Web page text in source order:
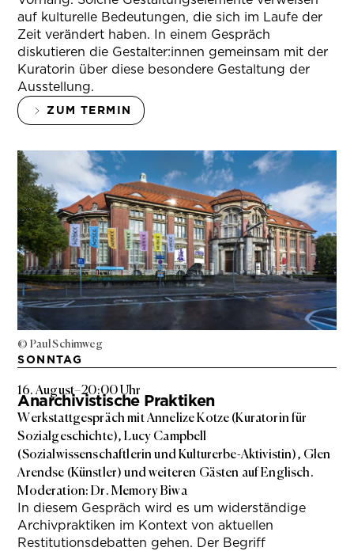
auf kulturelle Bedeutungen, die sich im Laufe der
Zeit verändert haben. In einem Gespräch
diskutieren die Gestalter:innen gemeinsam mit der
Kuratorin über diese besondere Gestaltung der
Ausstellung.
ZUM TERMIN
© Paul Schimweg
SONNTAG
16. August–20:00 Uhr
Anarchivistische Praktiken
Werkstattgespräch mit Annelize Kotze (Kuratorin für
Sozialgeschichte), Lucy Campbell
(Sozialwissenschaftlerin und Kulturerbe-Aktivistin), Glen
Arendse (Künstler) und weiteren Gästen auf Englisch.
Moderation: Dr. Memory Biwa
In diesem Gespräch wird es um widerständige
Archivpraktiken im Kontext von aktuellen
Restitutionsdebatten gehen. Der Begriff